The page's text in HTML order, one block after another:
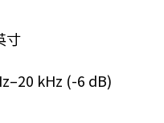
寸
kHz (-6 dB)